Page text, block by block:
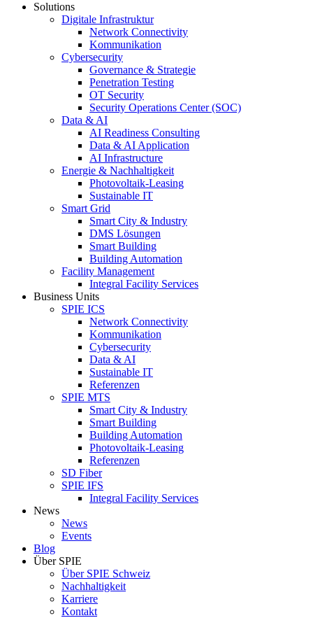
Solutions
Digitale Infrastruktur
Network Connectivity
Kommunikation
Cybersecurity
Governance & Strategie
Penetration Testing
OT Security
Security Operations Center (SOC)
Data & AI
AI Readiness Consulting
Data & AI Application
AI Infrastructure
Energie & Nachhaltigkeit
Photovoltaik-Leasing
Sustainable IT
Smart Grid
Smart City & Industry
DMS Lösungen
Smart Building
Building Automation
Facility Management
Integral Facility Services
Business Units
SPIE ICS
Network Connectivity
Kommunikation
Cybersecurity
Data & AI
Sustainable IT
Referenzen
SPIE MTS
Smart City & Industry
Smart Building
Building Automation
Photovoltaik-Leasing
Referenzen
SD Fiber
SPIE IFS
Integral Facility Services
News
News
Events
Blog
Über SPIE
Über SPIE Schweiz
Nachhaltigkeit
Karriere
Kontakt